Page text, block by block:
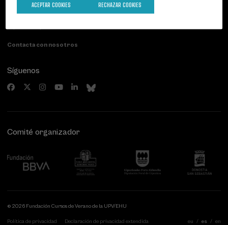
Paseo de Miraconcha, 48
Contacta con nosotros
Síguenos
Comité organizador
© 2026 Fundación Cursos de Verano de la UPV/EHU
Política de privacidad Declaración de privacidad extendida eu es en
RECHAZAR COOKIES
ACEPTAR COOKIES